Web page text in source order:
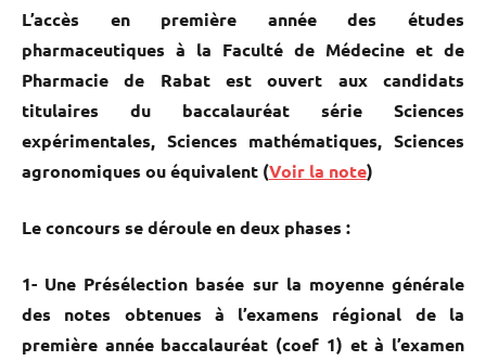
L’accès en première année des études
pharmaceutiques à la Faculté de Médecine et de
Pharmacie de Rabat est ouvert aux candidats
titulaires du baccalauréat série Sciences
expérimentales, Sciences mathématiques, Sciences
agronomiques ou équivalent (Voir la note)
Le concours se déroule en deux phases :
1- Une Présélection basée sur la moyenne générale
des notes obtenues à l’examens régional de la
première année baccalauréat (coef 1) et à l’examen